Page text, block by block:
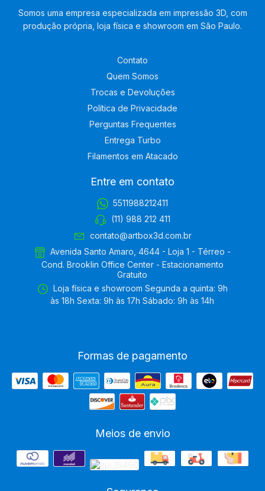
Somos uma empresa especializada em impressão 3D, com
produção própria, loja física e showroom em São Paulo.
Contato
Quem Somos
Trocas e Devoluções
Política de Privacidade
Perguntas Frequentes
Entrega Turbo
Filamentos em Atacado
Entre em contato
5511988212411
(11) 988 212 411
contato@artbox3d.com.br
Avenida Santo Amaro, 4644 - Loja 1 - Térreo -
Cond. Brooklin Office Center - Estacionamento
Gratuito
Loja física e showroom Segunda a quinta: 9h
às 18h Sexta: 9h às 17h Sábado: 9h às 14h
Formas de pagamento
Meios de envio